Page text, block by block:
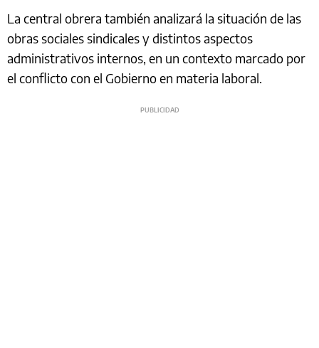
La central obrera también analizará la situación de las
obras sociales sindicales y distintos aspectos
administrativos internos, en un contexto marcado por
el conflicto con el Gobierno en materia laboral.